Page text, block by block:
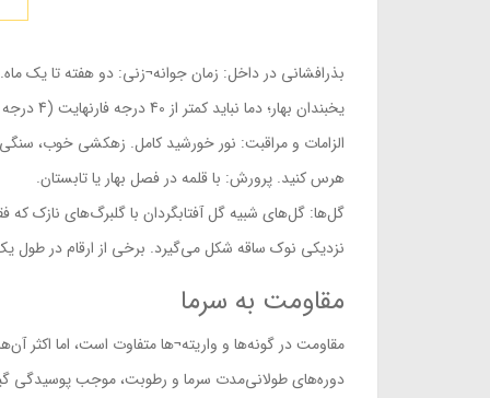
یخبندان بهار؛ دما نباید کمتر از 40 درجه فارنهایت (4 درجه سانتی‌گراد) باشد.
الزامات و مراقبت: نور خورشید کامل. زهکشی خوب،
هرس کنید. پرورش: با قلمه در فصل بهار یا تابستان.
گل‌ها: گل‌های شبیه گل آفتابگردان با گلبرگ‌های نازک
نزدیکی نوک ساقه شکل می‌گیرد. برخی از ارقام در
مقاومت به سرما
دوره‌های طولانی‌مدت سرما و رطوبت، موجب پوسیدگی